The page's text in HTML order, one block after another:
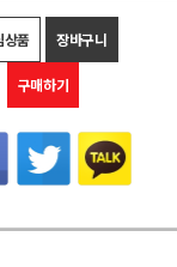
상품 장바구니
구매하기